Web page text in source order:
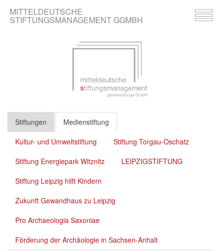
MITTELDEUTSCHE
STIFTUNGSMANAGEMENT GGMBH
Stiftungen
Medienstiftung
Kultur- und Umweltstiftung
Stiftung Torgau-Oschatz
Stiftung Energiepark Witznitz
LEIPZIGSTIFTUNG
Stiftung Leipzig hilft Kindern
Zukunft Gewandhaus zu Leipzig
Pro Archaeologia Saxoniae
Förderung der Archäologie in Sachsen-Anhalt